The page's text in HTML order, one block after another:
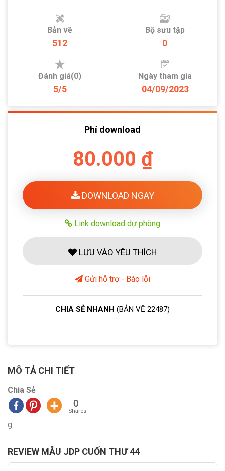
Bản vẽ
512
Bộ sưu tập
0
Đánh giá(0)
5/5
Ngày tham gia
04/09/2023
Phí download
80.000 ₫
DOWNLOAD NGAY
Link download dự phòng
LƯU VÀO YÊU THÍCH
Gửi hỗ trợ - Báo lỗi
CHIA SẺ NHANH (BẢN VẼ 22487)
MÔ TẢ CHI TIẾT
Chia Sẻ
0
Shares
g
REVIEW MẪU JDP CUỐN THƯ 44